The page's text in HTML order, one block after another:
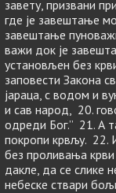
завету, призвани
где је завештање
завештање
важи док је
установљен без
заповести Закона
јараца, с водом и
и сав народ, 20.
одреди Бог.” 21. А
покропи крвљу. 22.
без проливања
дакле, да се слике
небеске ствари